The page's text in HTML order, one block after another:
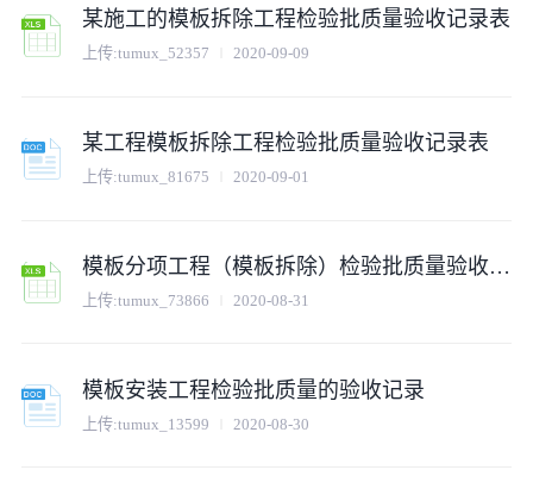
某施工的模板拆除工程检验批质量验收记录表
上传:tumux_52357 2020-09-09
某工程模板拆除工程检验批质量验收记录表
上传:tumux_81675 2020-09-01
模板分项工程（模板拆除）检验批质量验收记录
上传:tumux_73866 2020-08-31
模板安装工程检验批质量的验收记录
上传:tumux_13599 2020-08-30